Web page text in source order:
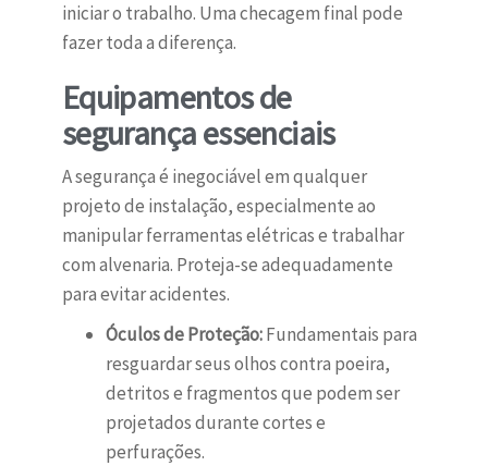
iniciar o trabalho. Uma checagem final pode
fazer toda a diferença.
Equipamentos de
segurança essenciais
A segurança é inegociável em qualquer
projeto de instalação, especialmente ao
manipular ferramentas elétricas e trabalhar
com alvenaria. Proteja-se adequadamente
para evitar acidentes.
Óculos de Proteção:Fundamentais para
resguardar seus olhos contra poeira,
detritos e fragmentos que podem ser
projetados durante cortes e
perfurações.